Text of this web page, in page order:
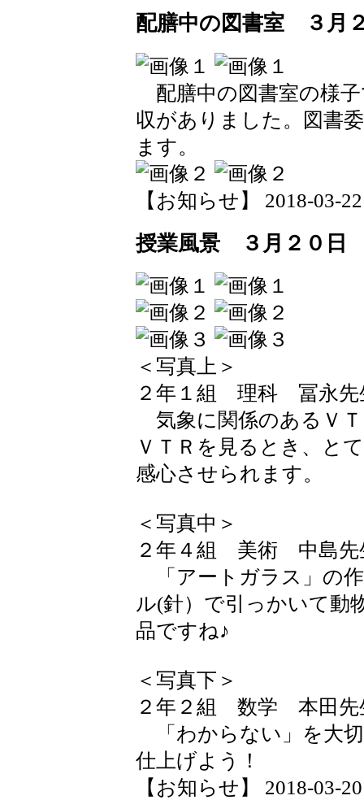
配膳中の図書室 ３月
配膳中の図書室の様
収がありました。図書
ます。
【お知らせ】 2018-03-
授業風景 ３月２０日
＜写真上＞
２年１組 理科 冨永先
気象に関係のあるＶ
ＶＴＲを見るとき、と
感心させられます。
＜写真中＞
２年４組 美術 中島先
「アートガラス」の
ル(針）で引っかいて動
品ですね♪
＜写真下＞
２年２組 数学 本田先
「わからない」を大
仕上げよう！
【お知らせ】 2018-03-